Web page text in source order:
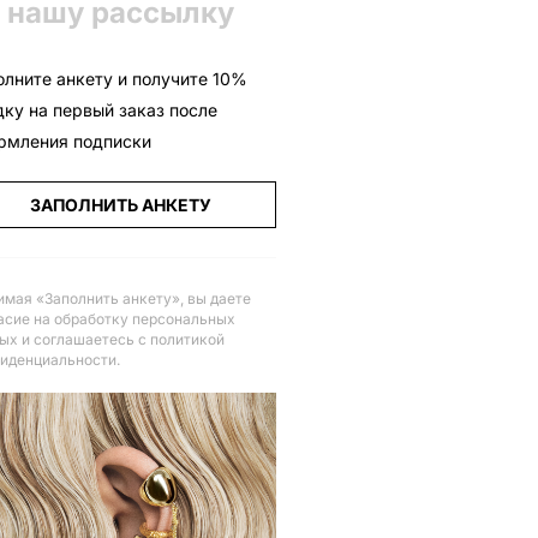
нашу рассылку
анкету и получите 10%
на первый заказ после
подписки
ЗАПОЛНИТЬ АНКЕТУ
«Заполнить анкету», вы даете
на обработку персональных
и соглашаетесь с политикой
.